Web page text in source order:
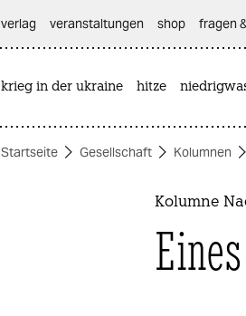
themen
verlag
veranstaltungen shop fragen
krieg in der ukraine hitze
Startseite Gesellschaft Kolumnen
Kolumne